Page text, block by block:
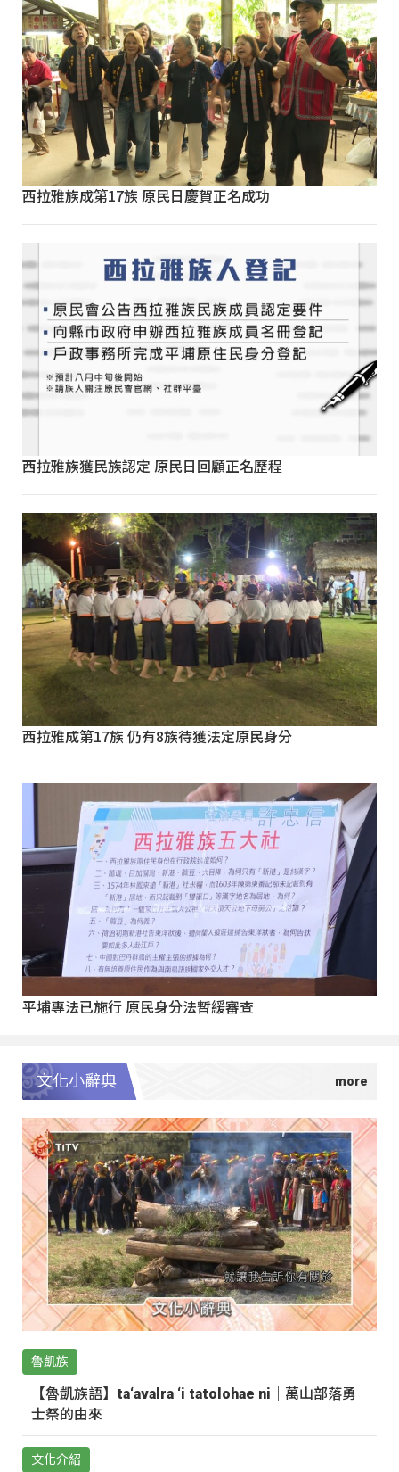
西拉雅族成第17族 原民日慶賀正名成功
西拉雅族獲民族認定 原民日回顧正名歷程
西拉雅成第17族 仍有8族待獲法定原民身分
平埔專法已施行 原民身分法暫緩審查
文化小辭典
魯凱族
【魯凱族語】ta‘avalra ‘i tatolohae ni｜萬山部落勇
士祭的由來
文化介紹